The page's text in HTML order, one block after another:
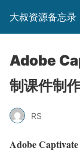
大叔资源备忘录
Adobe
制课件制
RS
Adobe Captivate